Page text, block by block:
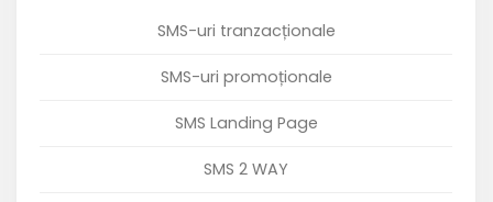
SMS-uri tranzacționale
SMS-uri promoționale
SMS Landing Page
SMS 2 WAY